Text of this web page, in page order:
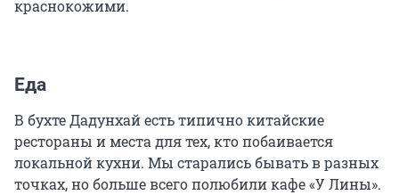
краснокожими.
Еда
В бухте Дадунхай есть типично китайские
рестораны и места для тех, кто побаивается
локальной кухни. Мы старались бывать в разных
точках, но больше всего полюбили кафе «У Лины».